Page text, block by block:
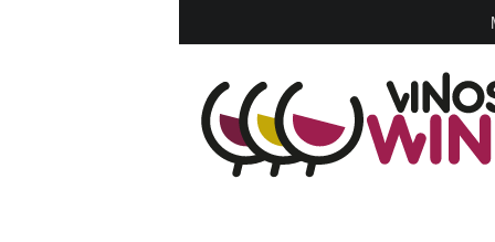
al